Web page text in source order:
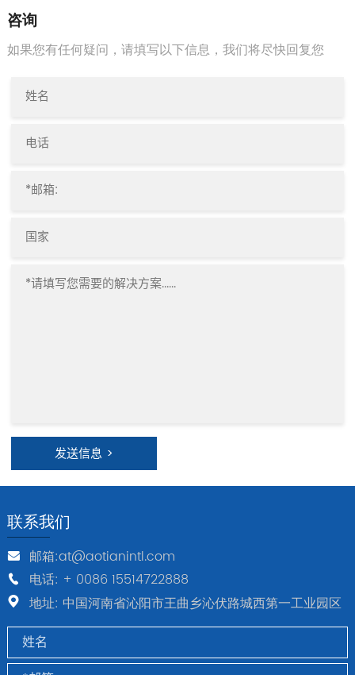
运行，高浓度制浆， 上驱动
咨询
如果您有任何疑问，请填写以下信息，我们将尽快回复您
发送信息 >
联系我们
邮箱:at@aotianintl.com
电话: + 0086 15514722888
地址: 中国河南省沁阳市王曲乡沁伏路城西第一工业园区